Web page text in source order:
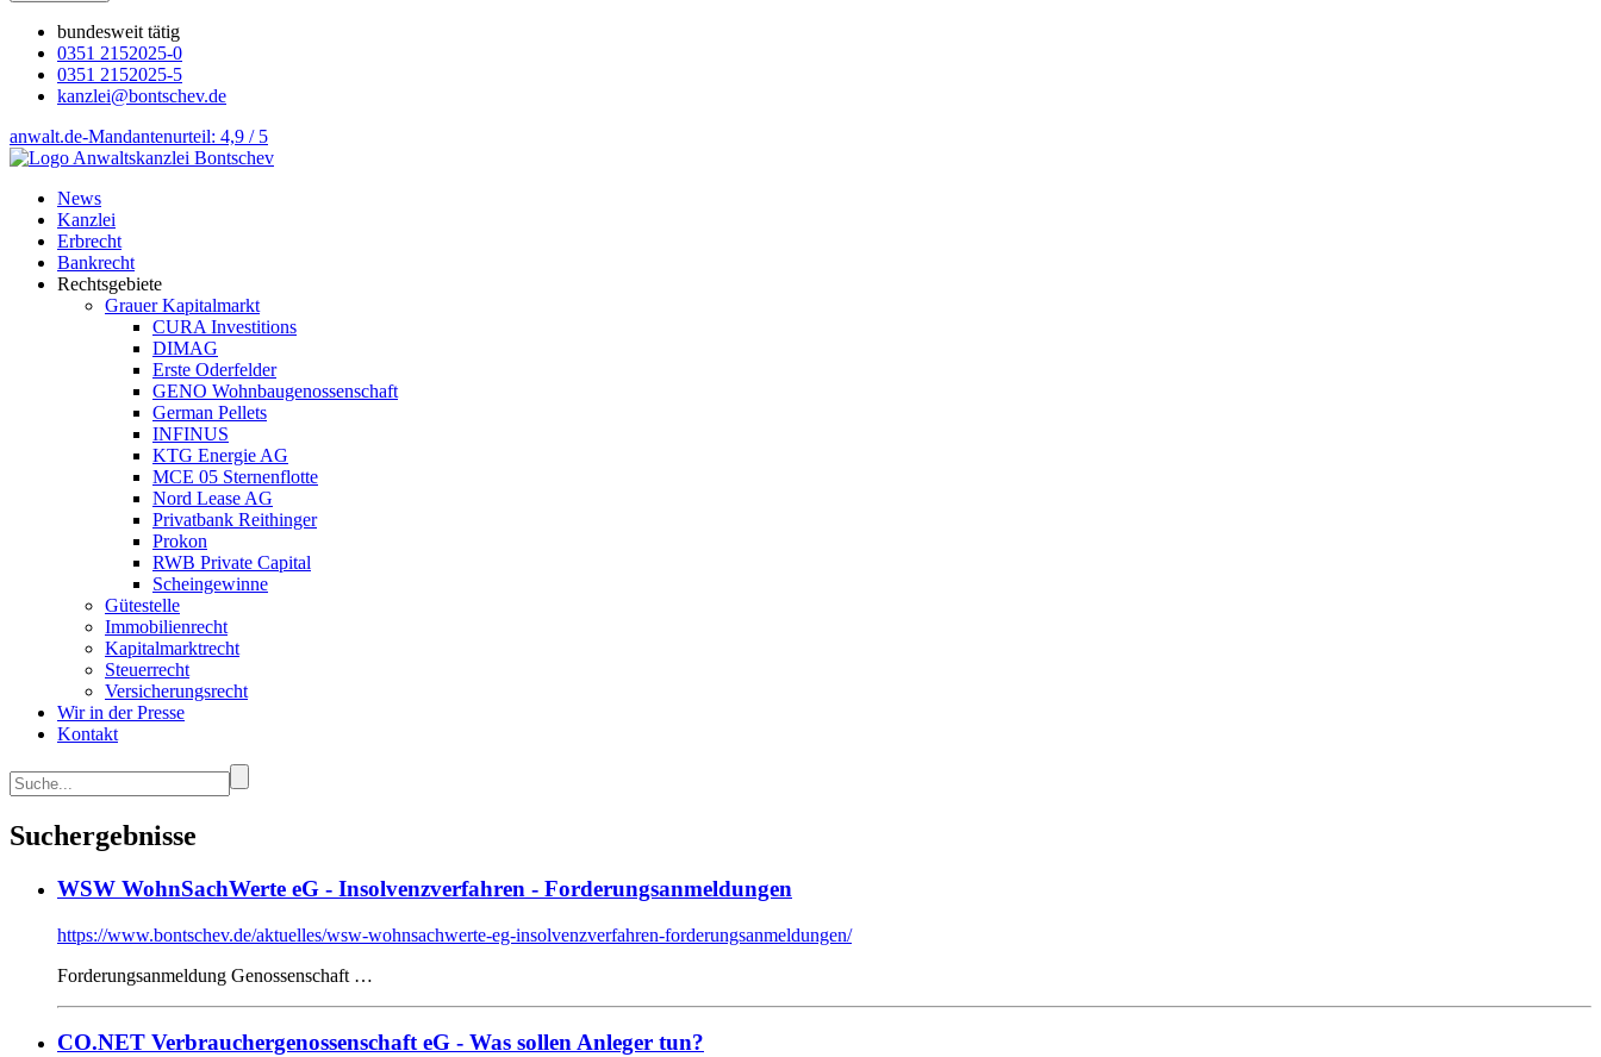
bundesweit tätig
0351 2152025-0
0351 2152025-5
kanzlei@bontschev.de
anwalt.de-Mandantenurteil: 4,9 / 5
News
Kanzlei
Erbrecht
Bankrecht
Rechtsgebiete
Grauer Kapitalmarkt
CURA Investitions
DIMAG
Erste Oderfelder
GENO Wohnbaugenossenschaft
German Pellets
INFINUS
KTG Energie AG
MCE 05 Sternenflotte
Nord Lease AG
Privatbank Reithinger
Prokon
RWB Private Capital
Scheingewinne
Gütestelle
Immobilienrecht
Kapitalmarktrecht
Steuerrecht
Versicherungsrecht
Wir in der Presse
Kontakt
Suchergebnisse
WSW WohnSachWerte eG - Insolvenzverfahren - Forderungsanmeldungen
https://www.bontschev.de/aktuelles/wsw-wohnsachwerte-eg-insolvenzverfahren-forderungsanmeldungen/
Forderungsanmeldung Genossenschaft …
CO.NET Verbrauchergenossenschaft eG - Was sollen Anleger tun?